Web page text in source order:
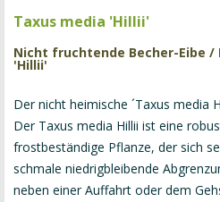
Taxus media 'Hillii'
Nicht fruchtende Becher-Eibe /
'Hillii'
Der nicht heimische ´Taxus media
Der Taxus media Hillii ist eine
frostbeständige Pflanze, der sich
schmale niedrigbleibende
neben einer Auffahrt oder dem